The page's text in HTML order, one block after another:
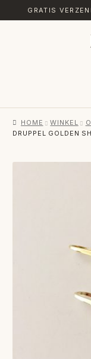
GRATIS
AFREKENEN
VERZENDKOSTEN
HOME WINKEL
DRUPPEL GOLDEN